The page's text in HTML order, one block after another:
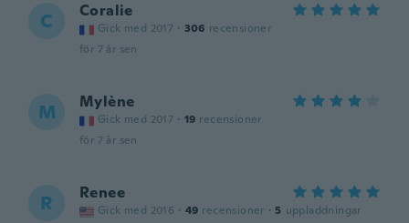
C Coralie
Gick med 2017 · 306 recensioner
för 7 år sen
M Mylène
Gick med 2017 · 19 recensioner
för 7 år sen
R Renee
Gick med 2016 · 49 recensioner · 5 uppladdningar